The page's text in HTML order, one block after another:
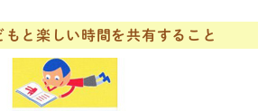
もと楽しい時間を共有すること